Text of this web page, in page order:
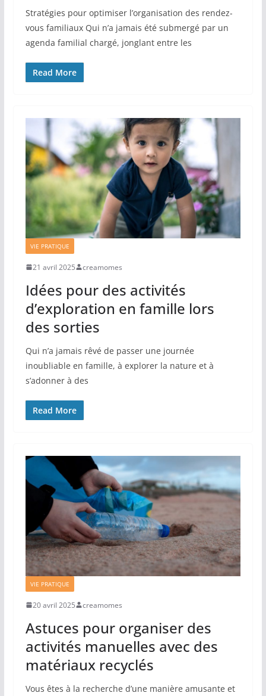
Stratégies pour optimiser l’organisation des rendez-
vous familiaux Qui n’a jamais été submergé par un
agenda familial chargé, jonglant entre les
Read More
VIE PRATIQUE
21 avril 2025 creamomes
Idées pour des activités
d’exploration en famille lors
des sorties
Qui n’a jamais rêvé de passer une journée
inoubliable en famille, à explorer la nature et à
s’adonner à des
Read More
VIE PRATIQUE
20 avril 2025 creamomes
Astuces pour organiser des
activités manuelles avec des
matériaux recyclés
Vous êtes à la recherche d’une manière amusante et